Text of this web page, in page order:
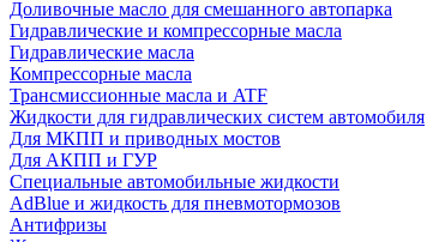
Доливочные масло для смешанного автопарка
Гидравлические и компрессорные масла
Гидравлические масла
Компрессорные масла
Трансмиссионные масла и ATF
Жидкости для гидравлических систем автомобиля
Для МКПП и приводных мостов
Для АКПП и ГУР
Специальные автомобильные жидкости
AdBlue и жидкость для пневмотормозов
Антифризы